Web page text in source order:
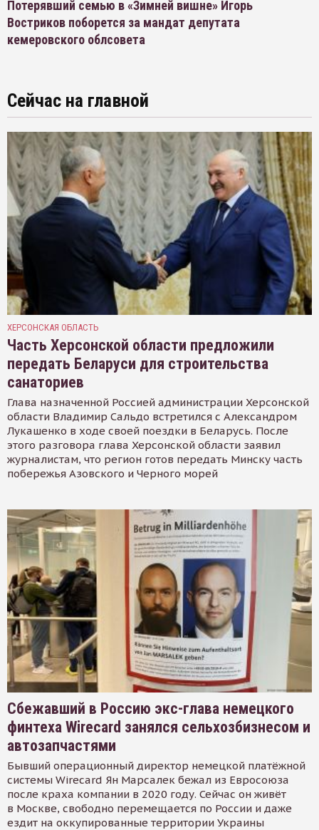
Потерявший семью в «Зимней вишне» Игорь
Востриков поборется за мандат депутата
кемеровского облсовета
Сейчас на главной
ХЕРСОНСКАЯ ОБЛАСТЬ
Часть Херсонской области предложили
передать Беларуси для строительства
санаториев
Глава назначенной Россией администрации Херсонской
области Владимир Сальдо встретился с Александром
Лукашенко в ходе своей поездки в Беларусь. После
этого разговора глава Херсонской области заявил
журналистам, что регион готов передать Минску часть
побережья Азовского и Черного морей
Сбежавший в Россию экс-глава немецкого
финтеха Wirecard занялся сельхозбизнесом и
автозапчастями
Бывший операционный директор немецкой платёжной
системы Wirecard Ян Марсалек бежал из Евросоюза
после краха компании в 2020 году. Сейчас он живёт
в Москве, свободно перемещается по России и даже
ездит на оккупированные территории Украины